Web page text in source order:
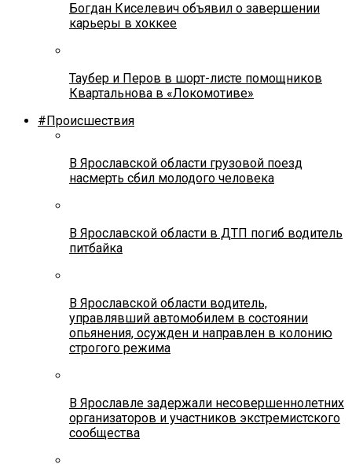
Богдан Киселевич объявил о завершении
карьеры в хоккее
Таубер и Перов в шорт-листе помощников
Квартальнова в «Локомотиве»
#Происшествия
В Ярославской области грузовой поезд
насмерть сбил молодого человека
В Ярославской области в ДТП погиб водитель
питбайка
В Ярославской области водитель,
управлявший автомобилем в состоянии
опьянения, осужден и направлен в колонию
строгого режима
В Ярославле задержали несовершеннолетних
организаторов и участников экстремистского
сообщества